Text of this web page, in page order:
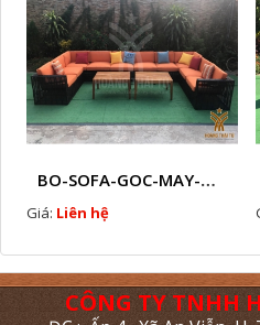
BO-SOFA-GOC-MAY-NHUA-HTT - SG5
Giá: Liên hệ
CÔNG TY TNHH